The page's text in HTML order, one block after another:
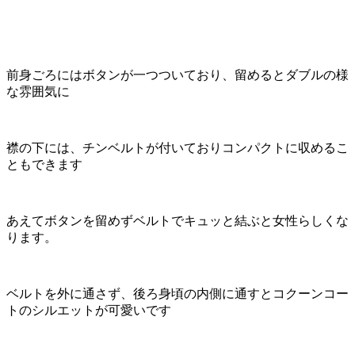
前身ごろにはボタンが一つついており、留めるとダブルの様
な雰囲気に
襟の下には、チンベルトが付いておりコンパクトに収めるこ
ともできます
あえてボタンを留めずベルトでキュッと結ぶと女性らしくな
ります。
ベルトを外に通さず、後ろ身頃の内側に通すとコクーンコー
トのシルエットが可愛いです